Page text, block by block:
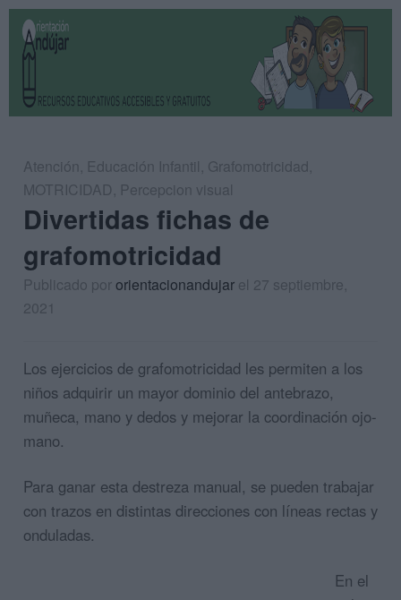
Atención, Educación Infantil, Grafomotricidad,
MOTRICIDAD, Percepcion visual
Divertidas fichas de
grafomotricidad
Publicado pororientacionandujar el 27 septiembre,
2021
Los ejercicios de grafomotricidad les permiten a los
niños adquirir un mayor dominio del antebrazo,
muñeca, mano y dedos y mejorar la coordinación ojo-
mano.
Para ganar esta destreza manual, se pueden trabajar
con trazos en distintas direcciones con líneas rectas y
onduladas.
En el